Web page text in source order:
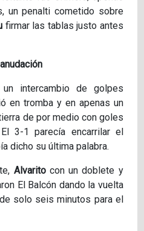
un penalti cometido sobre
firmar las tablas justo antes
intercambio de golpes
en tromba y en apenas un
de por medio con goles
3-1 parecía encarrilar el
dicho su última palabra.
Alvaritocon un doblete y
El Balcón dando la vuelta
solo seis minutos para el